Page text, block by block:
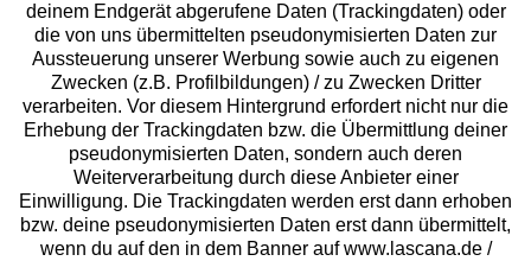
Services
Beratung
Über uns
Rechtliches
deinem Endgerät abgerufene Daten (Trackingdaten) oder
die von uns übermittelten pseudonymisierten Daten zur
Aussteuerung unserer Werbung sowie auch zu eigenen
Zwecken (z.B. Profilbildungen) / zu Zwecken Dritter
verarbeiten. Vor diesem Hintergrund erfordert nicht nur die
Erhebung der Trackingdaten bzw. die Übermittlung deiner
pseudonymisierten Daten, sondern auch deren
Weiterverarbeitung durch diese Anbieter einer
Einwilligung. Die Trackingdaten werden erst dann erhoben
bzw. deine pseudonymisierten Daten erst dann übermittelt,
wenn du auf den in dem Banner auf www.lascana.de /